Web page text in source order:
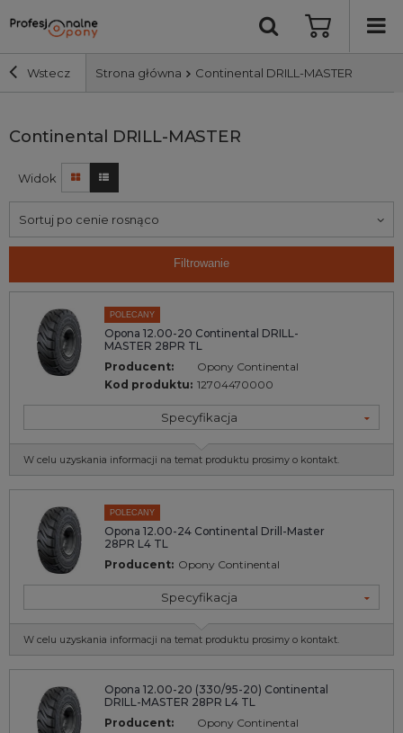
Wstecz Strona główna Continental DRILL-MASTER
Szerokość i profil
Średnica
Producent
Nośność
Wyszukaj
Continental DRILL-MASTER
Widok
Sortuj po cenie rosnąco
Filtrowanie
POLECANY
Opona 12.00-20 Continental DRILL-
MASTER 28PR TL
Producent:
Opony Continental
Kod produktu: 12704470000
Specyfikacja
W celu uzyskania informacji na temat produktu prosimy o kontakt.
POLECANY
Opona 12.00-24 Continental Drill-Master
28PR L4 TL
Producent: Opony Continental
Specyfikacja
W celu uzyskania informacji na temat produktu prosimy o kontakt.
Opona 12.00-20 (330/95-20) Continental
DRILL-MASTER 28PR L4 TL
Producent:
Opony Continental